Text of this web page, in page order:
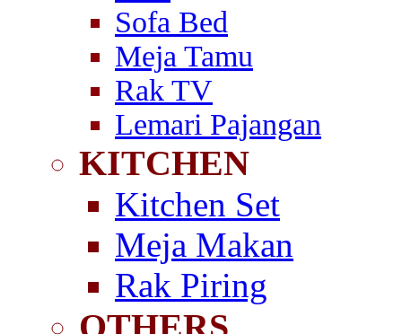
Sofa Bed
Meja Tamu
Rak TV
Lemari Pajangan
KITCHEN
Kitchen Set
Meja Makan
Rak Piring